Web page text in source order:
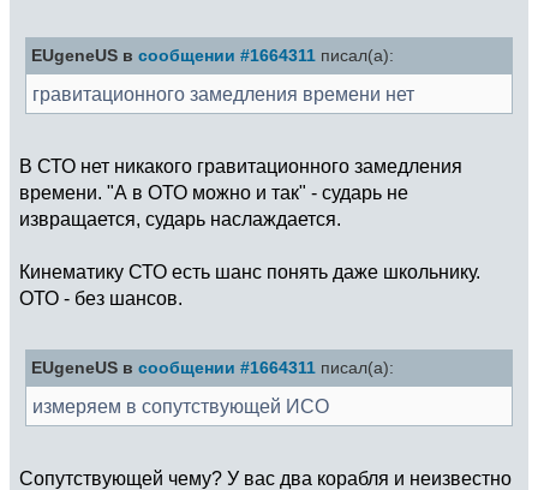
EUgeneUS в сообщении #1664311 писал(а):
гравитационного замедления времени нет
В СТО нет никакого гравитационного замедления
времени. "А в ОТО можно и так" - сударь не
извращается, сударь наслаждается.
Кинематику СТО есть шанс понять даже школьнику.
ОТО - без шансов.
EUgeneUS в сообщении #1664311 писал(а):
измеряем в сопутствующей ИСО
Сопутствующей чему? У вас два корабля и неизвестно